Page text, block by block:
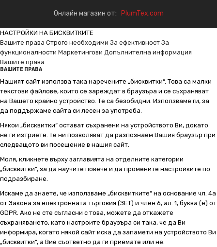
Онлайн магазин от: PlumTex.com
НАСТРОЙКИ НА БИСКВИТКИТЕ
Вашите права Строго необходими За ефективност За
функционалности Маркетингови Допълнителна информация
Вашите права
ВАШИТЕ ПРАВА
Нашият сайт използва така наречените „бисквитки“. Това са малки
текстови файлове, които се зареждат в браузъра и се съхраняват
на Вашето крайно устройство. Те са безобидни. Използваме ги, за
да поддържаме сайта си лесен за употреба.
Някои „бисквитки“ остават съхранени на устройството Ви, докато
не ги изтриете. Те ни позволяват да разпознаем Вашия браузър при
следващото ви посещение в нашия сайт.
Моля, кликнете върху заглавията на отделните категории
„бисквитки“, за да научите повече и да промените настройките по
подразбиране.
Искаме да знаете, че използваме „бисквитките“ на основание чл. 4а
от Закона за електронната търговия (ЗЕТ) и член 6, ал. 1, буква (е) от
GDPR. Ако не сте съгласни с това, можете да откажете
съхраняването, като настроите браузъра си така, че да Ви
информира, когато някой сайт иска да запамети на устройството Ви
„бисквитки“, а Вие съответно да ги приемате или не.